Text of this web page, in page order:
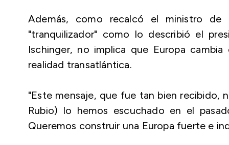
Además, como recalcó el ministro de
"tranquilizador" como lo describió el
Ischinger, no implica que Europa
realidad transatlántica.
"Este mensaje, que fue tan bien recibido,
Rubio) lo hemos escuchado en el
Queremos construir una Europa fuerte e